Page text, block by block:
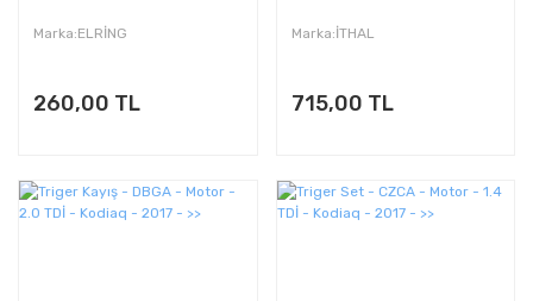
Marka:ELRİNG
260,00 TL
Marka:İTHAL
715,00 TL